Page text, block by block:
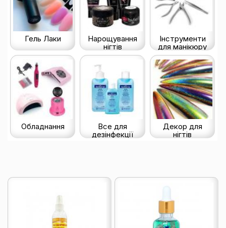
Гель Лаки
Нарощування
нігтів
Інструменти
для манікюру
Обладнання
Все для
дезінфекції
Декор для
нігтів